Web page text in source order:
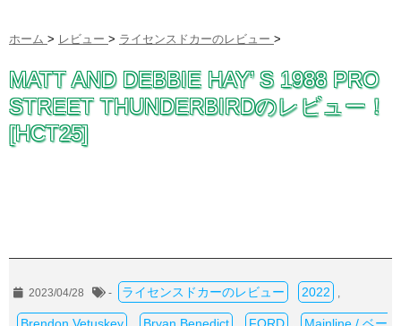
ホーム > レビュー > ライセンスドカーのレビュー >
MATT AND DEBBIE HAY’ S 1988 PRO
STREET THUNDERBIRDのレビュー！
[HCT25]
2023/04/28 - ライセンスドカーのレビュー 2022
Brendon Vetuskey Bryan Benedict FORD Mainline / ベー